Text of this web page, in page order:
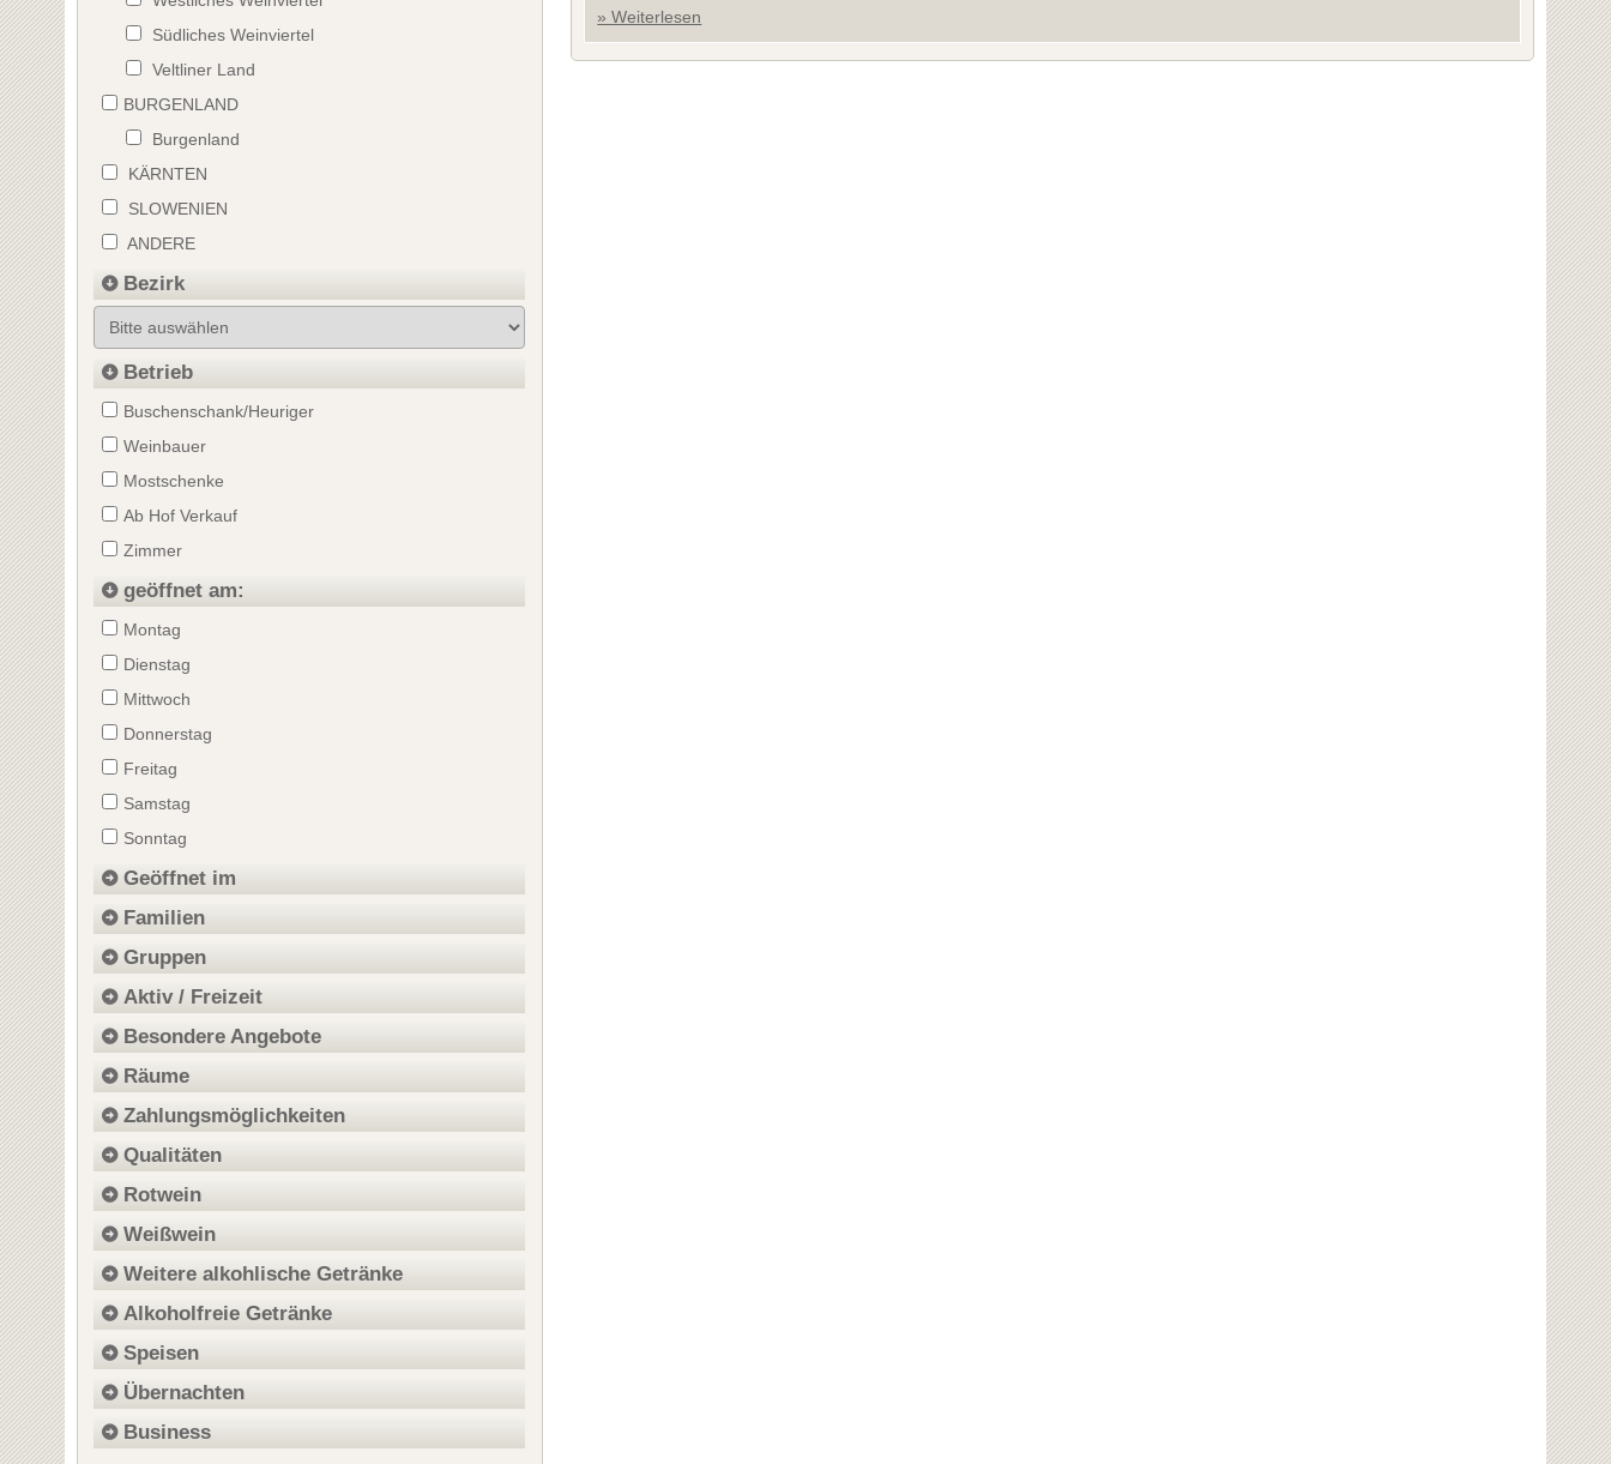
» Weiterlesen
Südliches Weinviertel
Veltliner Land
BURGENLAND
Burgenland
KÄRNTEN
SLOWENIEN
ANDERE
Bezirk
Betrieb
Buschenschank/Heuriger
Weinbauer
Mostschenke
Ab Hof Verkauf
Zimmer
geöffnet am:
Montag
Dienstag
Mittwoch
Donnerstag
Freitag
Samstag
Sonntag
Geöffnet im
Familien
Gruppen
Aktiv / Freizeit
Besondere Angebote
Räume
Zahlungsmöglichkeiten
Qualitäten
Rotwein
Weißwein
Weitere alkohlische Getränke
Alkoholfreie Getränke
Speisen
Übernachten
Business